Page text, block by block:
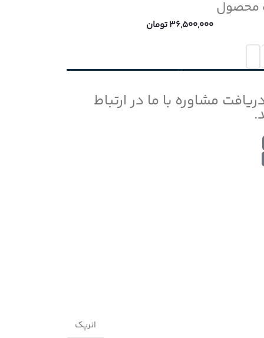
محصول
36,500,000تومان
مشاوره با ما در ارتباط
انرپک